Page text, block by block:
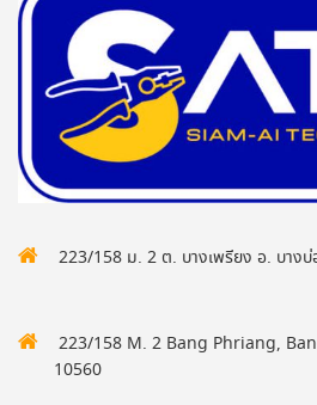
223/158 ม. 2 ต. บางเพรียง อ. บาง
223/158 M. 2 Bang Phriang,
10560